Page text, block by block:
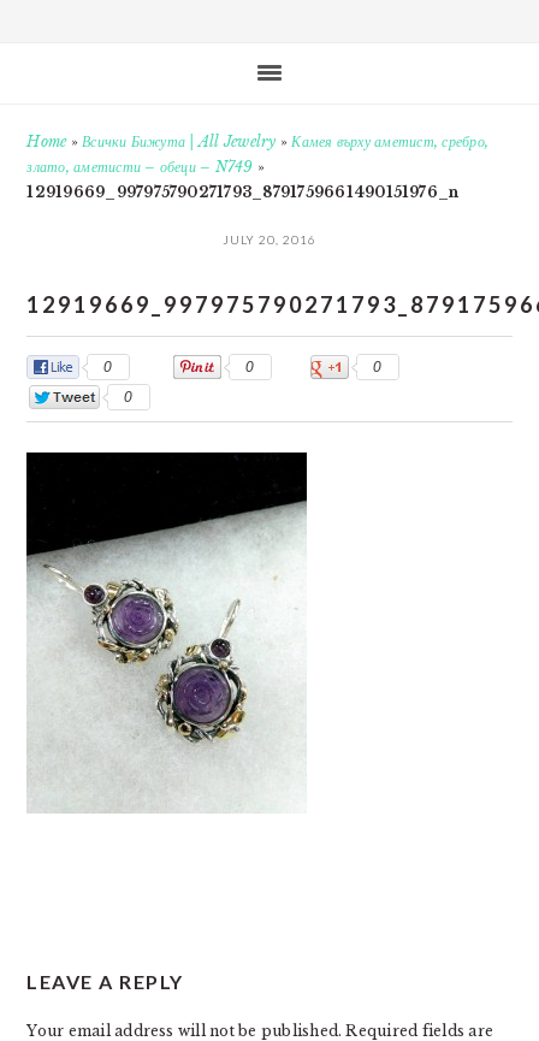
Home»Всички Бижута | All Jewelry »Камея върху аметист, сребро,
злато, аметисти – обеци – N749 »
12919669_997975790271793_8791759661490151976_n
JULY 20, 2016
0 0
0
0
INTERACTIONS
LEAVE A REPLY
Your email address will not be published. Required fields are